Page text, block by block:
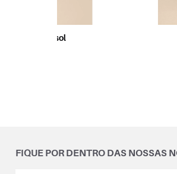
Shorts Candy
FIQUE POR DENTRO DAS NOSSAS